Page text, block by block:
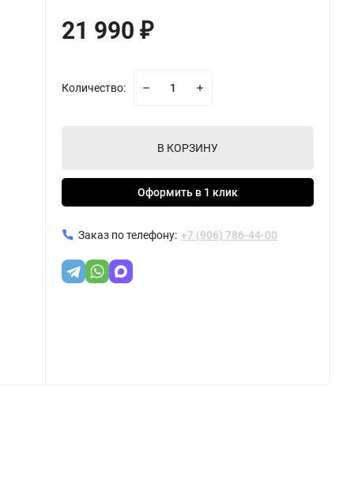
21 990₽
Количество:
В КОРЗИНУ
Оформить в 1 клик
Заказ по телефону: +7 (906) 786-44-00